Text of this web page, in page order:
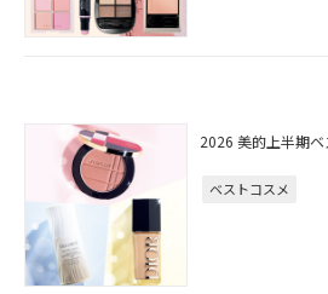
2026 美的上半期
ベストコスメ